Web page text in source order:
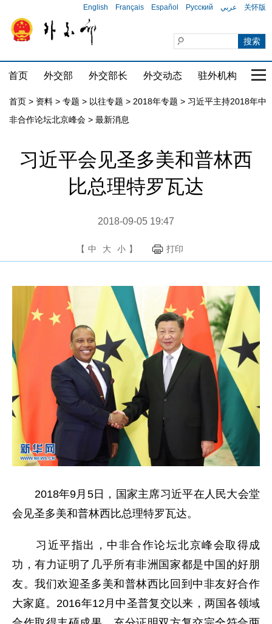
English Français Español Русский عربي 关怀版
首页 外交部 外交部长 外交动态 驻外机构 国
首页 > 资料 > 专题 > 以往专题 > 2018年专题 > 习近平主持2018年中
非合作论坛北京峰会 > 最新消息
习近平会见圣多美和普林西
比总理特罗瓦达
2018-09-05 19:47
【 中 大 小 】 打印
2018年9月5日，国家主席习近平在人民大会堂
会见圣多美和普林西比总理特罗瓦达。
习近平指出，中非合作论坛北京峰会取得成
功，有力证明了几乎所有非洲国家都是中国的好朋
友。我们欢迎圣多美和普林西比回到中非友好合作
大家庭。2016年12月中圣普复交以来，两国各领域